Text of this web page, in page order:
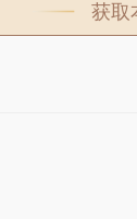
获取